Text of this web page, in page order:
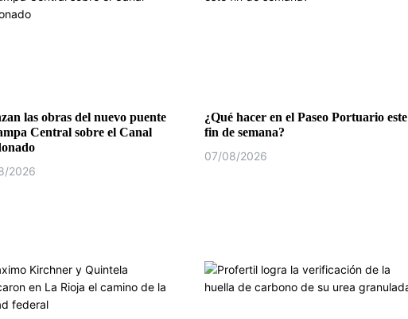
las obras del nuevo puente
Central sobre el Canal
2026
¿Qué hacer en el Paseo Portuario este
fin de semana?
07/08/2026